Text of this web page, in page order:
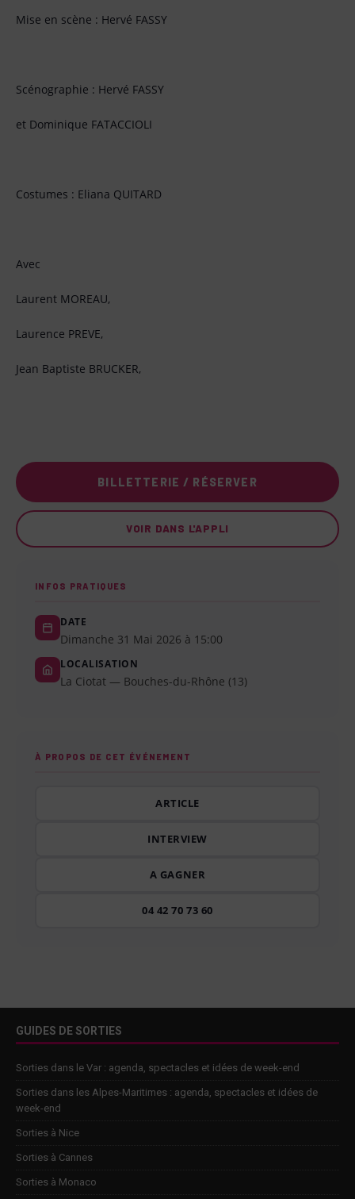
Mise en scène : Hervé FASSY
Scénographie : Hervé FASSY
et Dominique FATACCIOLI
Costumes : Eliana QUITARD
Avec
Laurent MOREAU,
Laurence PREVE,
Jean Baptiste BRUCKER,
BILLETTERIE / RÉSERVER
VOIR DANS L'APPLI
INFOS PRATIQUES
DATE
Dimanche 31 Mai 2026 à 15:00
LOCALISATION
La Ciotat — Bouches-du-Rhône (13)
À PROPOS DE CET ÉVÉNEMENT
ARTICLE
INTERVIEW
A GAGNER
04 42 70 73 60
GUIDES DE SORTIES
Sorties dans le Var : agenda, spectacles et idées de week-end
Sorties dans les Alpes-Maritimes : agenda, spectacles et idées de
week-end
Sorties à Nice
Sorties à Cannes
Sorties à Monaco